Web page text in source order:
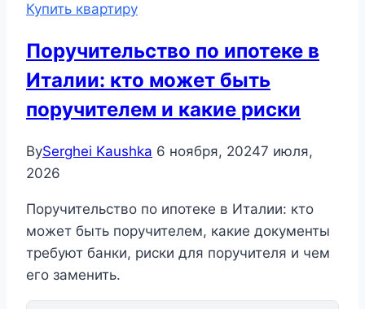
Купить квартиру
Поручительство по ипотеке в
Италии: кто может быть
поручителем и какие риски
BySerghei Kaushka 6 ноября, 20247 июля,
2026
Поручительство по ипотеке в Италии: кто
может быть поручителем, какие документы
требуют банки, риски для поручителя и чем
его заменить.